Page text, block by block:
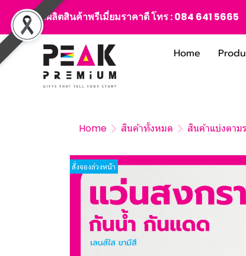
สั่งผลิตสินค้าพรีเมี่ยมราคาดี โทร :084 641 5665
Home
Home สินค้าทั้งหมด สินค้าแบ่งตาม
สั่งจองล่วงหน้า